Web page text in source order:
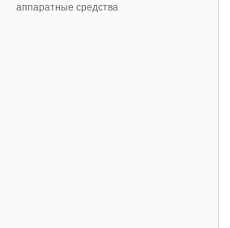
аппаратные средства